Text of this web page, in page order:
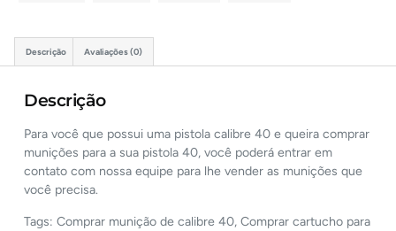
Descrição Avaliações (0)
Descrição
Para você que possui uma pistola calibre 40 e queira comprar
munições para a sua pistola 40, você poderá entrar em
contato com nossa equipe para lhe vender as munições que
você precisa.
Tags: Comprar munição de calibre 40, Comprar cartucho para